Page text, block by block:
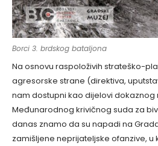
Borci 3. brdskog bataljona
Na osnovu raspoloživih strateško-
agresorske strane (direktiva,
nam dostupni kao dijelovi dokaznog
Međunarodnog krivičnog suda za
danas znamo da su napadi na
zamišljene neprijateljske ofanzive, u